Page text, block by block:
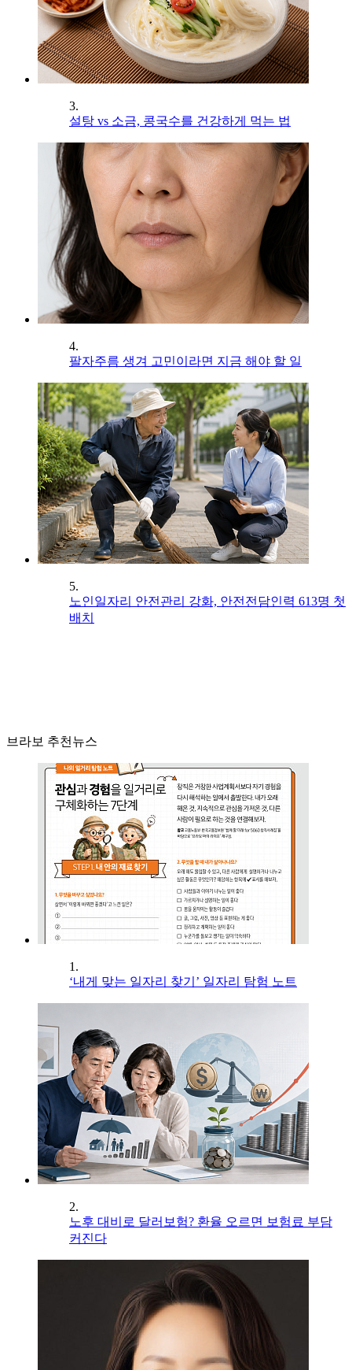
3.
설탕 vs 소금, 콩국수를 건강하게 먹는 법
4.
팔자주름 생겨 고민이라면 지금 해야 할 일
5.
노인일자리 안전관리 강화, 안전전담인력 613명 첫
배치
브라보 추천뉴스
1.
‘내게 맞는 일자리 찾기’ 일자리 탐험 노트
2.
노후 대비로 달러보험? 환율 오르면 보험료 부담
커진다